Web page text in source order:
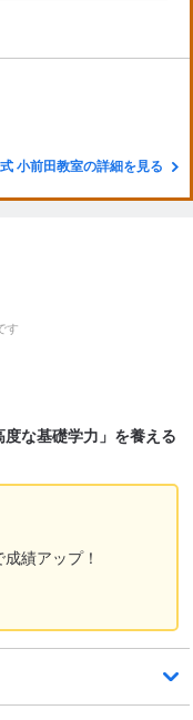
小前田教室の詳細を見る
す
な基礎学力」を養える
績アップ！